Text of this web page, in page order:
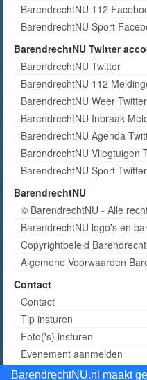
BarendrechtNU.nl maakt
BarendrechtNU 112
BarendrechtNU Sport
BarendrechtNU Twitter
BarendrechtNU Twitter
BarendrechtNU 112
BarendrechtNU Weer Twitter
BarendrechtNU Inbraak
BarendrechtNU Agenda
BarendrechtNU Vliegtuigen
BarendrechtNU Sport Twitter
BarendrechtNU
© BarendrechtNU - Alle
BarendrechtNU logo's en
Copyrightbeleid
Algemene Voorwaarden
Contact
Contact
Tip insturen
Foto('s) insturen
Evenement aanmelden
Informatie aanvragen